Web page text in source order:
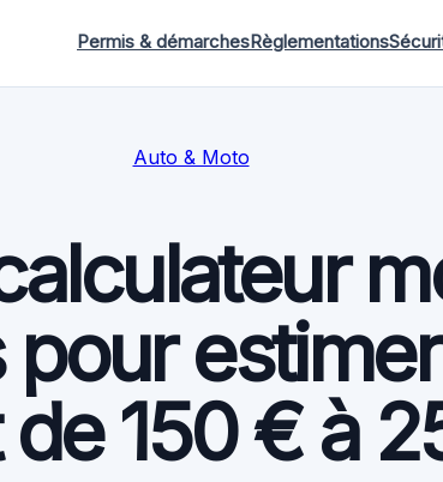
Permis & démarchesRèglementations
Auto & Moto
pour
150 € à